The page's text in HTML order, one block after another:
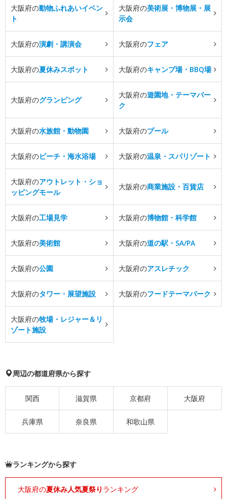
大阪府の動物ふれあいイベン
ト
大阪府の美術展・博物展・展
示会
大阪府の演劇・講演会 大阪府のフェア
大阪府の夏休みスポット 大阪府のキャンプ場・BBQ場
大阪府のグランピング
大阪府の遊園地・テーマパー
ク
大阪府の水族館・動物園 大阪府のプール
大阪府のビーチ・海水浴場 大阪府の温泉・スパリゾート
大阪府のアウトレット・ショ
ッピングモール
大阪府の商業施設・百貨店
大阪府の工場見学 大阪府の博物館・科学館
大阪府の美術館 大阪府の道の駅・SA/PA
大阪府の公園 大阪府のアスレチック
大阪府のタワー・展望施設 大阪府のフードテーマパーク
大阪府の牧場・レジャー＆リ
ゾート施設
周辺の都道府県から探す
関西 滋賀県 京都府 大阪府
兵庫県 奈良県 和歌山県
ランキングから探す
大阪府の夏休み人気夏祭り ランキング